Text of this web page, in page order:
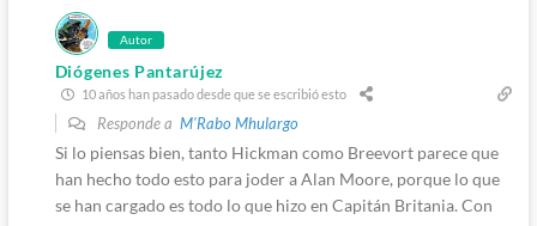
Autor
Diógenes Pantarújez
10 años han pasado desde que se escribió esto
Responde a M'Rabo Mhulargo
Si lo piensas bien, tanto Hickman como Breevort parece que
han hecho todo esto para joder a Alan Moore, porque lo que
se han cargado es todo lo que hizo en Capitán Britania. Con